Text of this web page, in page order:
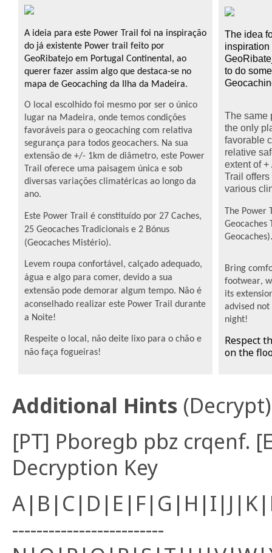
A ideia para este Power Trail foi na inspiração
do já existente Power trail feito por
GeoRibatejo em Portugal Continental, ao
querer fazer assim algo que destaca-se no
mapa de Geocaching da Ilha da Madeira.
O local escolhido foi mesmo por ser o único
lugar na Madeira, onde temos condições
favoráveis para o geocaching com relativa
segurança para todos geocachers. Na sua
extensão de +/- 1km de diâmetro, este Power
Trail oferece uma paisagem única e sob
diversas variações climatéricas ao longo da
ano.
Este Power Trail é constituído por 27 Caches,
25 Geocaches Tradicionais e 2 Bónus
(Geocaches Mistério).
Levem roupa confortável, calçado adequado,
água e algo para comer, devido a sua
extensão pode demorar algum tempo. Não é
aconselhado realizar este Power Trail durante
a Noite!
Respeite o local, não deite lixo para o chão e
não faça fogueiras!
The idea
inspiration
to do
The same
the only
favorable
relative
extent of +
Trail
various
The Power
Geocaches
Geocaches).
Bring
footwear,
its
advised not
night!
Respect
on the
Additional Hints (Decrypt)
[PT] Pboregb pbz crqenf.
Decryption Key
-------------------------